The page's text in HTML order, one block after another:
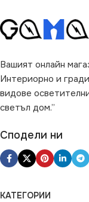
Вашият онлайн
Интериорно и
видове
светъл дом.”
Сподели ни
КАТЕГОРИИ